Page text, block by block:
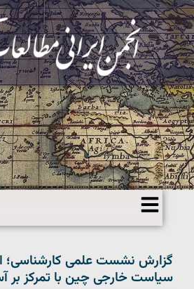
گزارش نشست علمی کارشناسی؛
سیاست خارجی چین با تمرکز بر